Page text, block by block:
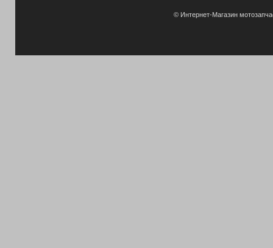
© Интернет-Магазин